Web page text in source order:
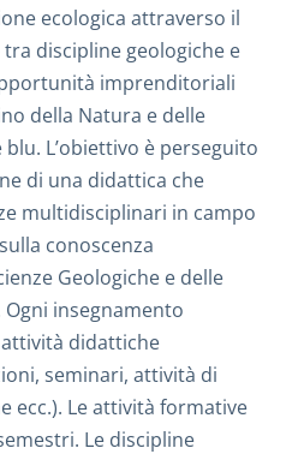
ecologica attraverso il
discipline geologiche e
imprenditoriali
della Natura e delle
L’obiettivo è perseguito
di una didattica che
multidisciplinari in campo
conoscenza
Geologiche e delle
insegnamento
didattiche
seminari, attività di
ecc.). Le attività formative
Le discipline